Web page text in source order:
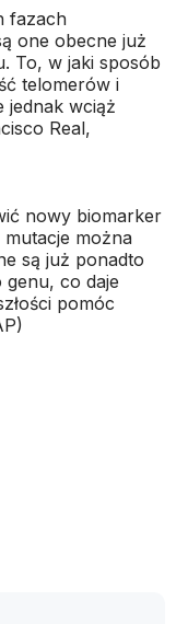
fazach
one obecne już
To, w jaki sposób
telomerów i
jednak wciąż
Real,
nowy biomarker
można
są już ponadto
co daje
pomóc